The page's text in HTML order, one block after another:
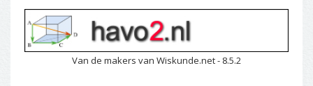
Van de makers van Wiskunde.net - 8.5.2